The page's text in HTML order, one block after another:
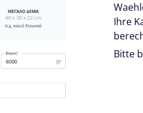
Ihre
Bitte